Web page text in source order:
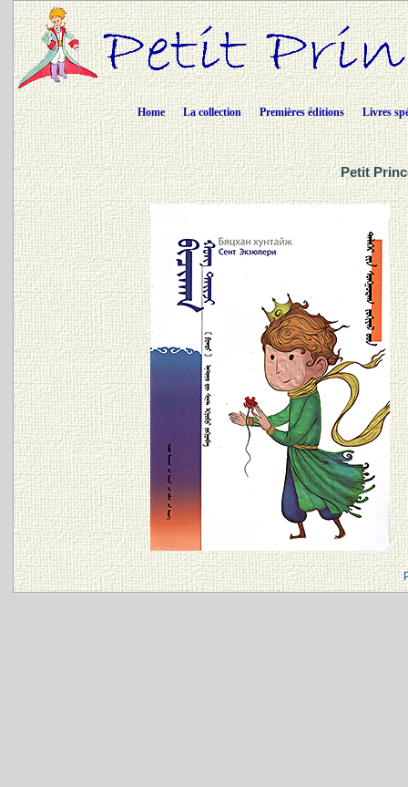
Home La collection Premières éditions Livres
Petit